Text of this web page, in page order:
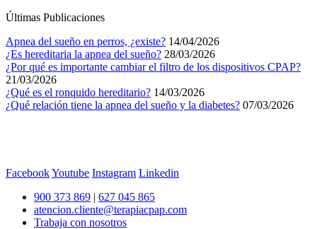
Últimas Publicaciones
Apnea del sueño en perros, ¿existe? 14/04/2026
¿Es hereditaria la apnea del sueño? 28/03/2026
¿Por qué es importante cambiar el filtro de los dispositivos CPAP?
21/03/2026
¿Qué es el ronquido hereditario? 14/03/2026
¿Qué relación tiene la apnea del sueño y la diabetes? 07/03/2026
FacebookYoutube Instagram Linkedin
900 373 869 | 627 045 865
atencion.cliente@terapiacpap.com
Trabaja con nosotros